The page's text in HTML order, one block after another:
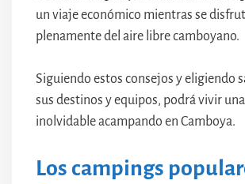
un viaje económico mientras se
plenamente del aire libre camboyano.
Siguiendo estos consejos y eligiendo
sus destinos y equipos, podrá vivir
inolvidable acampando en Camboya.
Los campings